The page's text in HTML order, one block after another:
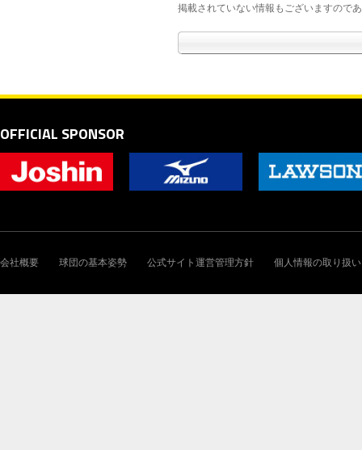
掲載されていない情報もございますので
OFFICIAL SPONSOR
会社概要 球団の基本姿勢 公式サイト運営管理方針 個人情報の取り扱い